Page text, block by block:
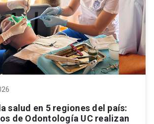
salud en 5 regiones del país:
de Odontología UC realizan